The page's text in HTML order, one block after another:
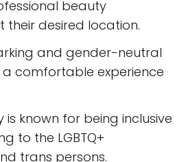
beauty
their desired location.
and gender-neutral
a comfortable experience
is known for being inclusive
to the LGBTQ+
trans persons.